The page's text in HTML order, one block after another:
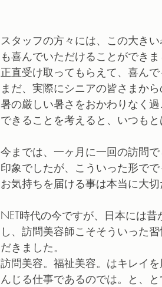
スタッフの方々には、この大き
も喜んでいただけることができま
正直受け取ってもらえて、喜ん
まだ、実際にシニアの皆さまか
暑の厳しい暑さをおかわりなく
できることを考えると、いつも
今までは、一ヶ月に一回の訪問
印象でしたが、こういった形でで
お気持ちを届ける事は本当に大
NET時代の今ですが、日本には
し、訪問美容師こそそういった
だきました。
訪問美容。福祉美容。はキレイ
んじる仕事であるのでは。と、と